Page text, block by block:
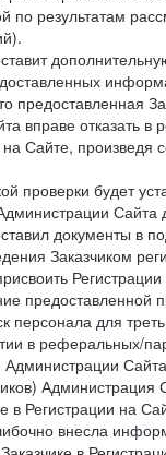
по результатам
предоставленная
вправе отказать
Сайте, произведя
проверки будет
документы в
Заказчиком
персонала для
в реферальных/
Регистрации на
внесла